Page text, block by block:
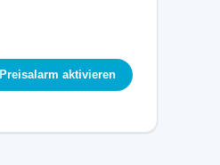
Preisalarm aktivieren